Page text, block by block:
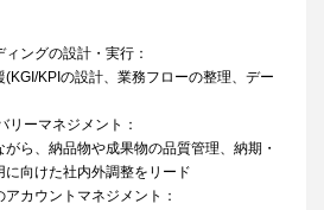
ングの設計・実行：
KPIの設計、業務フローの整理、デー
リーマネジメント：
ら、納品物や成果物の品質管理、納期・
向けた社内外調整をリード
カウントマネジメント：